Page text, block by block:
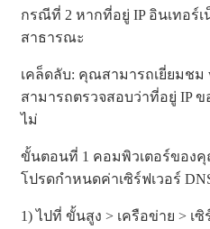
กรณีที่ 2 หากที่อยู่ IP อินเทอร์
สาธารณะ
เคล็ดลับ: คุณสามารถเยี่ยมชม
สามารถตรวจสอบว่าที่อยู่ IP
ไม่
ขั้นตอนที่ 1 คอมพิวเตอร์ของคุ
โปรดกำหนดค่าเซิร์ฟเวอร์
1) ไปที่ ขั้นสูง > เครือข่าย > เซิ